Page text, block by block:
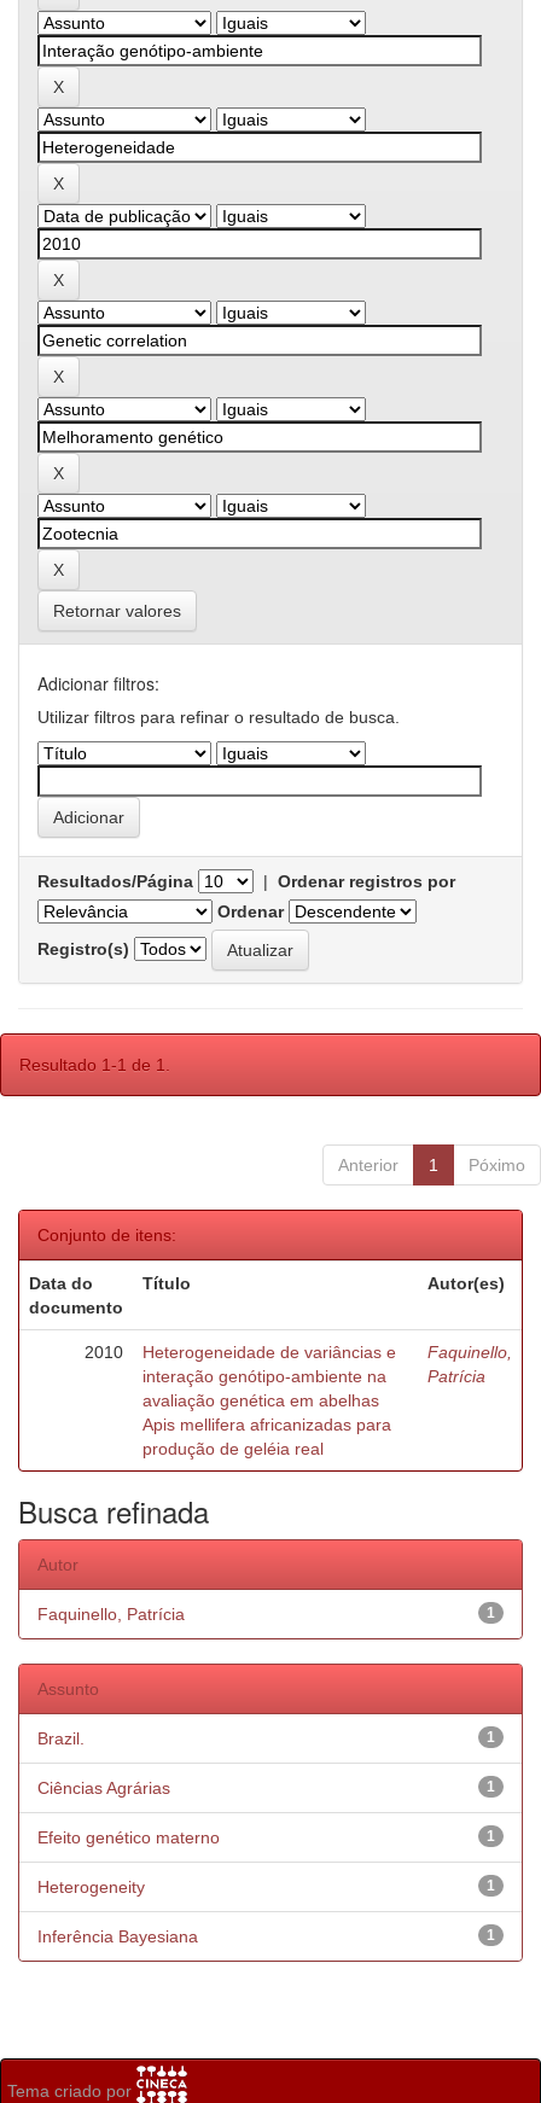
Retornar valores
Adicionar filtros:
Utilizar filtros para refinar o resultado de busca.
Resultados/Página | Ordenar registros por
Ordenar
Registro(s)
Resultado 1-1 de 1.
Anterior 1 Póximo
Conjunto de itens:
Data do
documento
Título Autor(es)
2010
Heterogeneidade de variâncias e
interação genótipo-ambiente na
avaliação genética em abelhas
Apis mellifera africanizadas para
produção de geléia real
Faquinello,
Patrícia
Busca refinada
Autor
1
Faquinello, Patrícia
Assunto
1
Brazil.
1
Ciências Agrárias
1
Efeito genético materno
1
Heterogeneity
1
Inferência Bayesiana
Tema criado por